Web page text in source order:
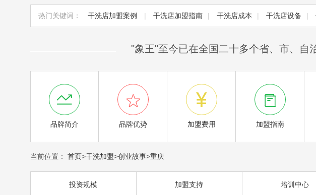
热门关键词： 干洗店加盟案例 | 干洗店加盟指南 | 干洗店成本 | 干洗店设备 |
"象王"至今已在全国二十多个省、市、自

品牌简介

品牌优势

加盟费用

加盟指南
当前位置： 首页>干洗加盟>创业故事>重庆
投资规模 加盟支持 培训中心